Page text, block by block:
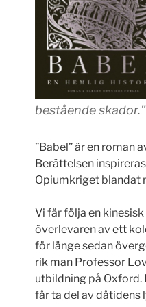
bestående
”Babel” är en roman
Berättelsen
Opiumkriget blandat
Vi får följa en
överlevaren av ett
för länge sedan
rik man Professor
utbildning på Oxford.
får ta del av dåtidens